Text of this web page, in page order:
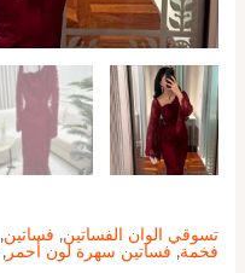
تسوقي الوان الفساتين, فساتين,
فخمة,فساتين سهرة لون أحمر,